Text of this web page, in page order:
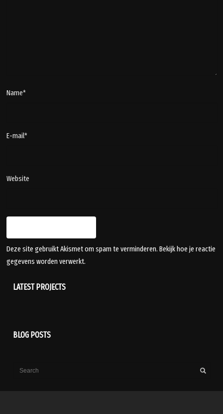
Name*
E-mail*
Website
Deze site gebruikt Akismet om spam te verminderen.Bekijk hoe je reactie
gegevens worden verwerkt.
LATEST PROJECTS
BLOG POSTS